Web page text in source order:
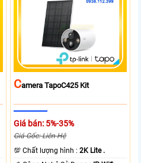
CAmera TapoC425 Kit
Giá bán: 5%-35%
Giá Gốc: Liên Hệ
💯 Chất lượng hình :2K Lite .